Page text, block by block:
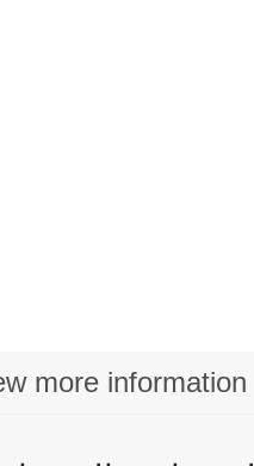
more information